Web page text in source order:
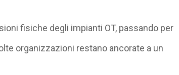
fisiche degli impianti OT, passando per
organizzazioni restano ancorate a un